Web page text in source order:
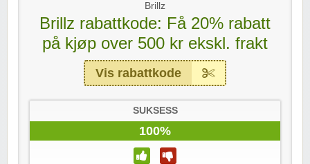
Brillz
Brillz rabattkode: Få 20% rabatt
på kjøp over 500 kr ekskl. frakt
Vis rabattkode
SUKSESS
100%